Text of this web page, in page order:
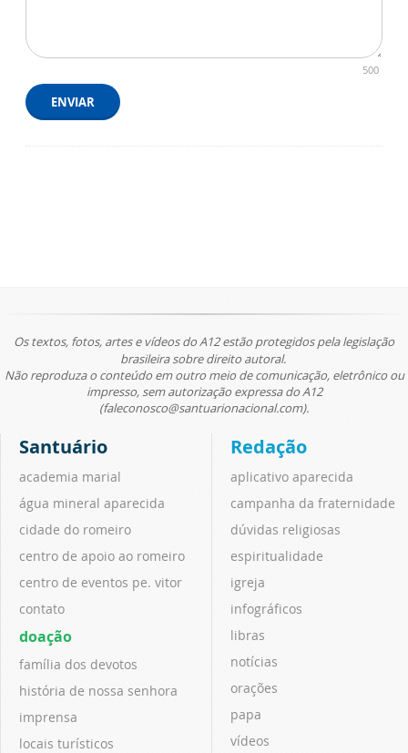
500
ENVIAR
Os textos, fotos, artes e vídeos do A12 estão protegidos pela legislação
brasileira sobre direito autoral.
Não reproduza o conteúdo em outro meio de comunicação, eletrônico ou
impresso, sem autorização expressa do A12
(faleconosco@santuarionacional.com).
Santuário
academia marial
água mineral aparecida
cidade do romeiro
centro de apoio ao romeiro
centro de eventos pe. vitor
contato
doação
família dos devotos
história de nossa senhora
imprensa
locais turísticos
Redação
aplicativo aparecida
campanha da fraternidade
dúvidas religiosas
espiritualidade
igreja
infográficos
libras
notícias
orações
papa
vídeos